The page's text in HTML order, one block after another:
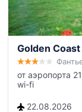
Golden
от аэропорта
wi-fi
22.08.2026